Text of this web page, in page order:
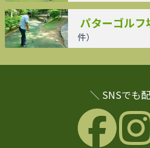
パターゴルフ
件）
＼ SNSでも